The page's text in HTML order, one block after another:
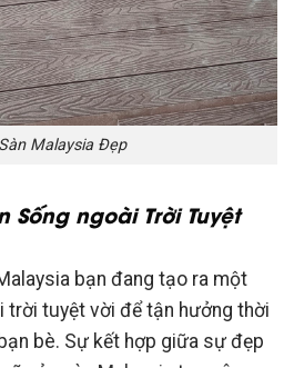
Malaysia Đẹp
Sống ngoài Trời Tuyệt
bạn đang tạo ra một
trời tuyệt vời để tận hưởng thời
bè. Sự kết hợp giữa sự đẹp